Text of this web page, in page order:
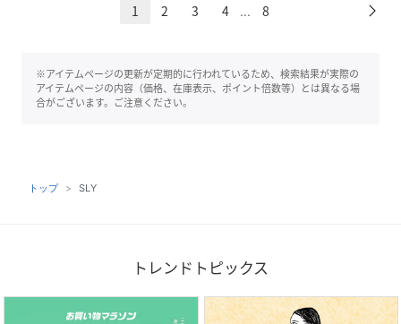
1 2 3 4 ... 8
※アイテムページの更新が定期的に行われているため、検索結果が実際の
アイテムページの内容（価格、在庫表示、ポイント倍数等）とは異なる場
合がございます。ご注意ください。
トップ SLY
トレンドトピックス